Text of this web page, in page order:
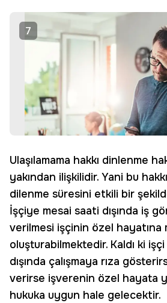
7
Ulaşılamama hakkı dinlenme
yakından ilişkilidir. Yani bu
dilenme süresini etkili bir
İşçiye mesai saati dışında iş
verilmesi işçinin özel hayatına
oluşturabilmektedir. Kaldı ki işçi
dışında çalışmaya rıza
verirse işverenin özel hayata
hukuka uygun hale gelecektir.